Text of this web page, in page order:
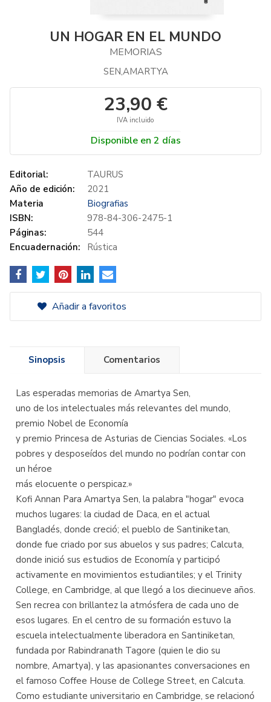
UN HOGAR EN EL MUNDO
MEMORIAS
SEN,AMARTYA
23,90 €
IVA incluido
Disponible en 2 días
Editorial:
TAURUS
Año de edición:
2021
Materia
Biografias
ISBN:
978-84-306-2475-1
Páginas:
544
Encuadernación:
Rústica
Añadir a favoritos
Sinopsis Comentarios
Las esperadas memorias de Amartya Sen,
uno de los intelectuales más relevantes del mundo,
premio Nobel de Economía
y premio Princesa de Asturias de Ciencias Sociales. «Los
pobres y desposeídos del mundo no podrían contar con
un héroe
más elocuente o perspicaz.»
Kofi Annan Para Amartya Sen, la palabra "hogar" evoca
muchos lugares: la ciudad de Daca, en el actual
Bangladés, donde creció; el pueblo de Santiniketan,
donde fue criado por sus abuelos y sus padres; Calcuta,
donde inició sus estudios de Economía y participó
activamente en movimientos estudiantiles; y el Trinity
College, en Cambridge, al que llegó a los diecinueve años.
Sen recrea con brillantez la atmósfera de cada uno de
esos lugares. En el centro de su formación estuvo la
escuela intelectualmente liberadora en Santiniketan,
fundada por Rabindranath Tagore (quien le dio su
nombre, Amartya), y las apasionantes conversaciones en
el famoso Coffee House de College Street, en Calcuta.
Como estudiante universitario en Cambridge, se relacionó